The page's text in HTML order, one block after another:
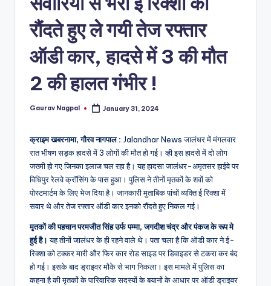
m
रौंदते हुए ले गयी तेज रफ्तार
ऑडी कार, हादसे में 3 की मौत
2 की हालत गंभीर !
Posted
Gaurav Nagpal January 31, 2024
क्राइम खबरनामा, गौरव नागपाल : Jalandhar News जालंधर में मंगलवार
रात भीषण सड़क हादसे में 3 लोगों की मौत हो गई। व्ही इस हादसे में दो लोग
जख्मी हो गए जिनका इलाज चल रहा है। यह हादसा जालंधर-अमृतसर हाईवे पर
विधिपुर रेलवे क्रॉसिंग के पास हुआ। पुलिस ने तीनों मृतकों के शवों को
पोस्टमार्टम के लिए भेज दिया है। जानकारी मुताबिक पांचों व्यक्ति ई रिक्शा में
सवार थे और तेज रफ्तार ऑडी कार इनको रौंदते हुए निकल गई।
मृतकों की पहचान परमजीत सिंह उर्फ पम्मा, जगदीश चंद्र और पंकज के रूप मे
हुई है। यह तीनों जालंधर के ही रहने वाले थे। पता चला है कि ऑडी कार ने ई-
रिक्शा को टक्कर मारी और फिर कार रोड साइड पर डिवाइडर से टकरा कर बंद
हो गई। इसके बाद ड्राइवर मौके से भाग निकला। इस मामले में पुलिस का
कहना है की मृतकों के पारिवारिक सदस्यों के बयानों के आधार पर ऑडी ड्राइवर